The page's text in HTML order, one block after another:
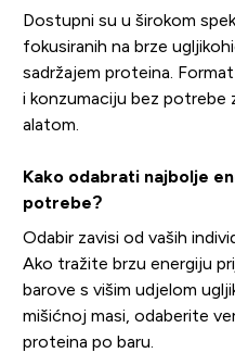
Dostupni su u širokom
fokusiranih na brze
sadržajem proteina.
i konzumaciju bez potrebe
alatom.
Kako odabrati najbolje
potrebe?
Odabir zavisi od vaših
Ako tražite brzu energiju
barove s višim udjelom
mišićnoj masi, odaberite
proteina po baru.